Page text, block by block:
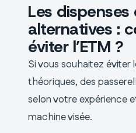
Les dispenses
alternatives :
éviter l’ETM ?
Si vous souhaitez éviter
théoriques, des
selon votre expérience
machine visée.